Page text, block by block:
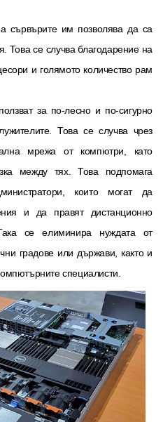
сървърите им позволява да са
Това се случва благодарение на
и голямото количество рам
за по-лесно и по-сигурно
Това се случва чрез
мрежа от компютри, като
между тях. Това подпомага
които могат да
и да правят дистанционно
се елиминира нуждата от
градове или държави, както и
специалисти.